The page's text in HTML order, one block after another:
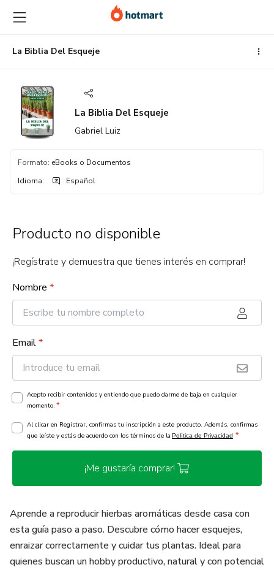
contenido
principal
la
página
de
pie
página
La Biblia Del Esqueje
La Biblia Del Esqueje
Gabriel Luiz
Formato: eBooks o Documentos
Idioma: Español
Producto no disponible
¡Regístrate y demuestra que tienes interés en comprar!
Nombre *
Email*
Acepto recibir contenidos y entiendo que puedo darme de baja en cualquier
momento. *
Al clicar en Registrar, confirmas tu inscripción a este producto. Además, confirmas
que leíste y estás de acuerdo con los términos de la Política de Privacidad *
¡Me gustaría comprar!
Aprende a reproducir hierbas aromáticas desde casa con
esta guía paso a paso. Descubre cómo hacer esquejes,
enraizar correctamente y cuidar tus plantas. Ideal para
quienes buscan un hobby productivo, natural y con potencial